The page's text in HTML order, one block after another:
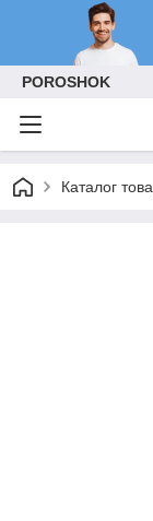
POROSHOK
Каталог